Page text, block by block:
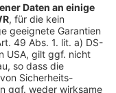
sagt: „Wir
Themen sind
sind einfach
auch nicht
Gedanken